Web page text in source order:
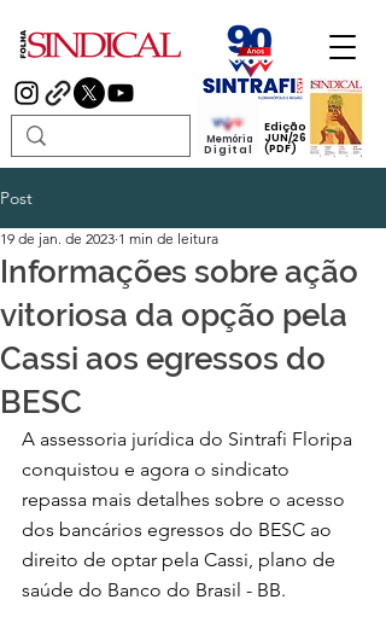
Edição
JUN/26
(PDF)
Memória
Digital
Post
Informações sobre ação
vitoriosa da opção pela
Cassi aos egressos do
BESC
19 de jan. de 2023 1 min de leitura
A assessoria jurídica do Sintrafi Floripa
conquistou e agora o sindicato
repassa mais detalhes sobre o acesso
dos bancários egressos do BESC ao
direito de optar pela Cassi, plano de
saúde do Banco do Brasil - BB.